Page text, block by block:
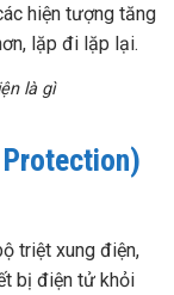
hiện tượng tăng
lặp đi lặp lại.
là gì
triệt xung điện,
bị điện tử khỏi